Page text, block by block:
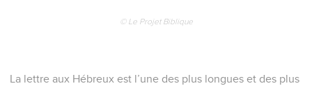
© Le Projet Biblique
La lettre aux Hébreux est l’une des plus longues et des plus